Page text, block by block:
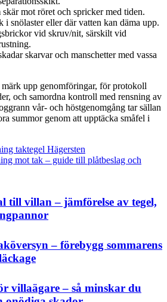
skär mot röret och spricker med tiden.
snölaster eller där vatten kan däma upp.
vid skruv/nit, särskilt vid
skarvar och manschetter med vassa
upp genomföringar, för protokoll
och samordna kontroll med rensning av
vår- och höstgenomgång tar sällan
summor genom att upptäcka småfel i
taktegel Hägersten
mot tak – guide till plåtbeslag och
till villan – jämförelse av tegel,
– förebygg sommarens
villaägare – så minskar du